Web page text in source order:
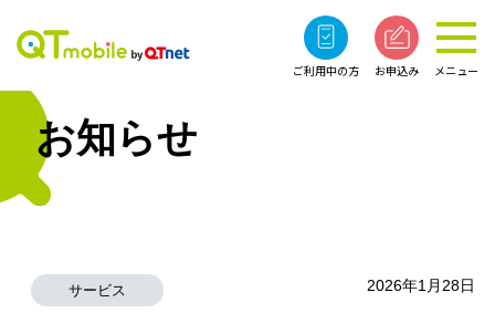
ご利用中の方 お申込み メニュー